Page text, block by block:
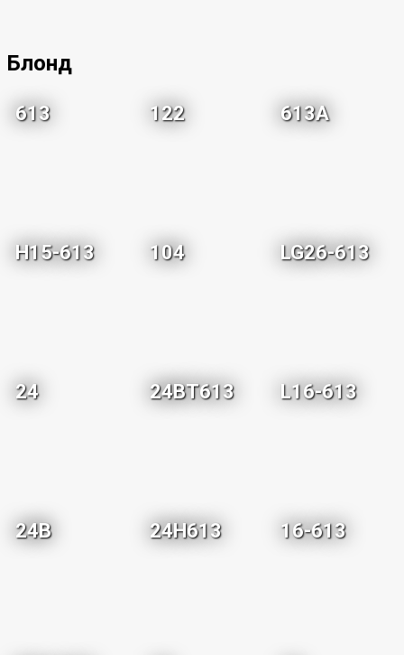
Блонд
613 122 613A
H15-613 104 LG26-613
24 24BT613 L16-613
24B 24H613 16-613